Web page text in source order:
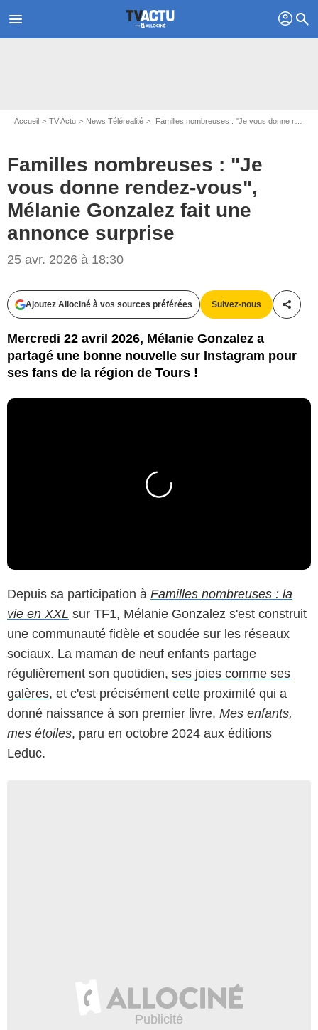
menu profil search
Accueil TV Actu News Télérealité Familles nombreuses : "Je vous donne rendez-vous", Mélanie Gonzalez fait une annonce surprise
Familles nombreuses : "Je
vous donne rendez-vous",
Mélanie Gonzalez fait une
annonce surprise
25 avr. 2026 à 18:30
Ajoutez Allociné à vos sources préférées Suivez-nous
Mercredi 22 avril 2026, Mélanie Gonzalez a
partagé une bonne nouvelle sur Instagram pour
ses fans de la région de Tours !
Depuis sa participation à Familles nombreuses : la
vie en XXL sur TF1, Mélanie Gonzalez s'est construit
une communauté fidèle et soudée sur les réseaux
sociaux. La maman de neuf enfants partage
régulièrement son quotidien, ses joies comme ses
galères, et c'est précisément cette proximité qui a
donné naissance à son premier livre, Mes enfants,
mes étoiles, paru en octobre 2024 aux éditions
Leduc.